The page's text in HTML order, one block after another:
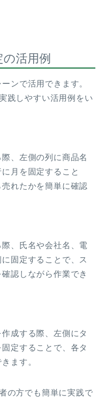
活用例
ンで活用できます。
践しやすい活用例をい
、左側の列に商品名
月を固定すること
れたかを簡単に確認
、氏名や会社名、電
固定することで、ス
認しながら作業でき
成する際、左側にタ
定することで、各タ
ます。
の方でも簡単に実践で